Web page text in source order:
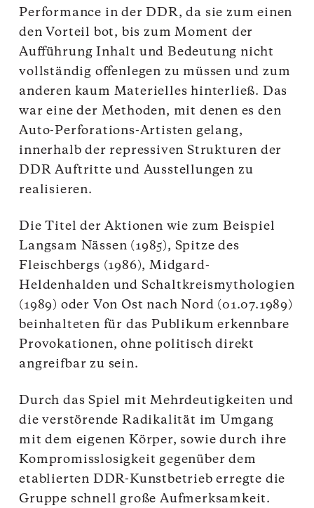
Performance in der DDR, da sie zum einen
den Vorteil bot, bis zum Moment der
Aufführung Inhalt und Bedeutung nicht
vollständig offenlegen zu müssen und zum
anderen kaum Materielles hinterließ. Das
war eine der Methoden, mit denen es den
Auto-Perforations-Artisten gelang,
innerhalb der repressiven Strukturen der
DDR Auftritte und Ausstellungen zu
realisieren.
Die Titel der Aktionen wie zum Beispiel
Langsam Nässen (1985), Spitze des
Fleischbergs (1986), Midgard-
Heldenhalden und Schaltkreismythologien
(1989) oder Von Ost nach Nord (01.07.1989)
beinhalteten für das Publikum erkennbare
Provokationen, ohne politisch direkt
angreifbar zu sein.
Durch das Spiel mit Mehrdeutigkeiten und
die verstörende Radikalität im Umgang
mit dem eigenen Körper, sowie durch ihre
Kompromisslosigkeit gegenüber dem
etablierten DDR-Kunstbetrieb erregte die
Gruppe schnell große Aufmerksamkeit.